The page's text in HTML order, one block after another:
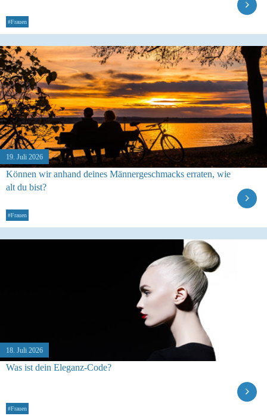
#Frauen
19. Juli 2026
Können wir anhand deines Männergeschmacks erraten, wie
alt du bist?
#Frauen
18. Juli 2026
Was ist dein Eleganz-Code?
#Frauen